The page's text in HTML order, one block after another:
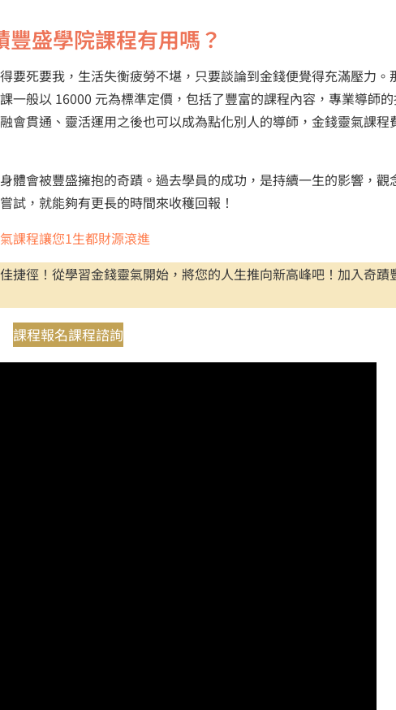
盛學院課程有用嗎？
要死要我，生活失衡疲勞不堪，只要談論到金錢便覺得充滿壓力。
一般以 16000 元為標準定價，包括了豐富的課程內容，專業導師
會貫通、靈活運用之後也可以成為點化別人的導師，金錢靈氣課程
體會被豐盛擁抱的奇蹟。過去學員的成功，是持續一生的影響，觀
試，就能夠有更長的時間來收穫回報！
課程讓您1生都財源滾進
捷徑！從學習金錢靈氣開始，將您的人生推向新高峰吧！加入奇蹟
課程報名課程諮詢